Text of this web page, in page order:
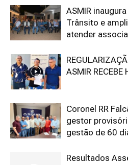
ASMIR
Trânsito e
atender
ASMIR RECEBE
Coronel RR
gestor
gestão de 60
Resultados